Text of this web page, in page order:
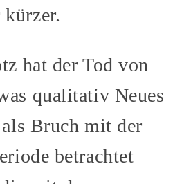
hat der Tod von
qualitativ Neues
Bruch mit der
betrachtet